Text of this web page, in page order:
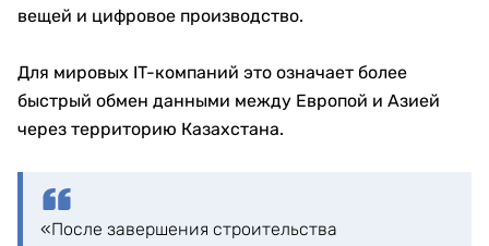
вещей и цифровое производство.
Для мировых IT-компаний это означает более
быстрый обмен данными между Европой и Азией
через территорию Казахстана.
«После завершения строительства